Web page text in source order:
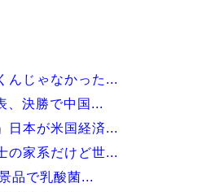
んじゃなかった...
、決勝で中国...
日本が米国経済...
の家系だけど世...
品で乳酸菌...